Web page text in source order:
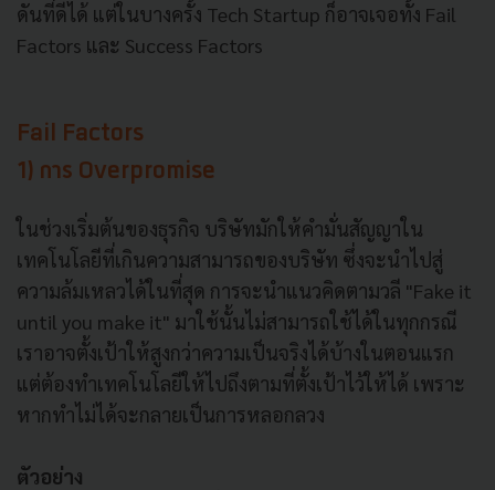
ดันที่ดีได้ แต่ในบางครั้ง Tech Startup ก็อาจเจอทั้ง Fail
Factors และ Success Factors
Fail Factors
1) การ Overpromise
ในช่วงเริ่มต้นของธุรกิจ บริษัทมักให้คำมั่นสัญญาใน
เทคโนโลยีที่เกินความสามารถของบริษัท ซึ่งจะนำไปสู่
ความล้มเหลวได้ในที่สุด การจะนำแนวคิดตามวลี "Fake it
until you make it" มาใช้นั้นไม่สามารถใช้ได้ในทุกกรณี
เราอาจตั้งเป้าให้สูงกว่าความเป็นจริงได้บ้างในตอนแรก
แต่ต้องทำเทคโนโลยีให้ไปถึงตามที่ตั้งเป้าไว้ให้ได้ เพราะ
หากทำไม่ได้จะกลายเป็นการหลอกลวง
ตัวอย่าง